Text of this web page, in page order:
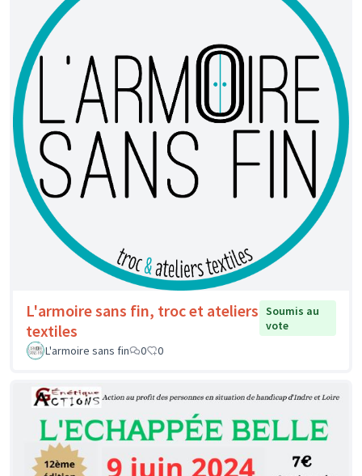
L'armoire sans fin, troc et ateliers
textiles
Soumis au
vote
L'armoire sans fin
0 0